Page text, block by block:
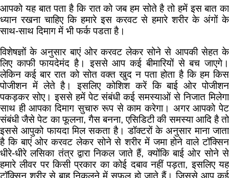
आपको यह बात पता है कि रात को जब हम सोते है तो हमें इस बात का
ध्यान रखना चाहिए कि हमारे इस करवट से हमारे शरीर के अंगों के
साथ-साथ दिमाग में भी फर्क पडता है।
विशेषज्ञों के अनुसार बाएं ओर करवट लेकर सोने से आपकी सेहत के
लिए काफी फायदेमंद है। इससे आप कई बीमारियों से बच जाएगे।
लेकिन कई बार रात को सोत वक्त खुद न पता होता है कि हम किस
पोजीशन में लेते है। इसलिए कोशिश करें कि बाई ओर पोजीशन
पकड़कर सोए। इससे हमें पेट संबंधी कई समस्याओं से निजात मिलेगा
साथ ही आपका दिमाग सुचारु रूप से काम करेगा। अगर आपको पेट
संबंधी जैसे पेट का फूलना, गैस बनना, एसिडिटी की समस्या आदि है तो
इससे आपुको फायदा मिल सकता है। डॉक्टरों के अनुसार माना जाता
है कि बाएं ओर करवट लेकर सोने से शरीर में जमा होने वाले टॉक्सिन
धीरे-धीरे लसिका तंत्र द्वारा निकल जाते हैं, क्योंकि बाई ओर सोने से
हमारे लीवर पर किसी प्रकार का कोई दबाव नहीं पड़ता, इसलिए यह
टॉक्सिन शरीर से बाह निकलने में सफल हो जाते हैं। जिससे आप कई